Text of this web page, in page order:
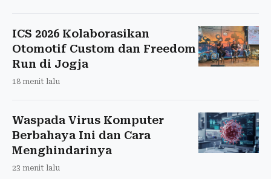
ICS 2026 Kolaborasikan
Otomotif Custom dan Freedom
Run di Jogja
18 menit lalu
Waspada Virus Komputer
Berbahaya Ini dan Cara
Menghindarinya
23 menit lalu